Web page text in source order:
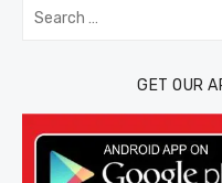
Search
for:
GET OUR